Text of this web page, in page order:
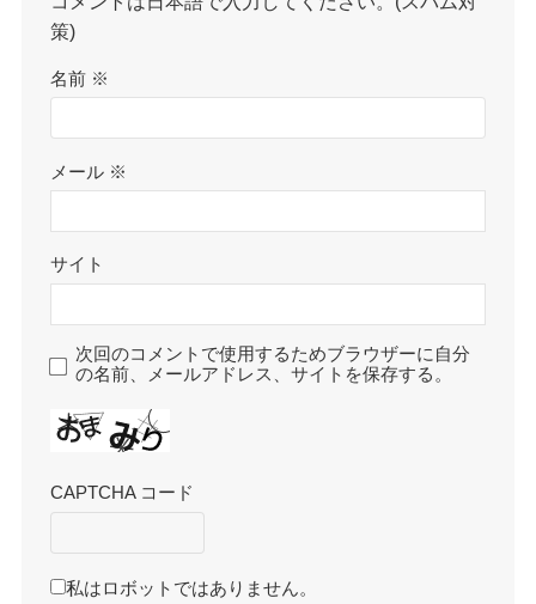
策)
名前 ※
メール ※
サイト
次回のコメントで使用するためブラウザーに自分
の名前、メールアドレス、サイトを保存する。
CAPTCHA コード
私はロボットではありません。